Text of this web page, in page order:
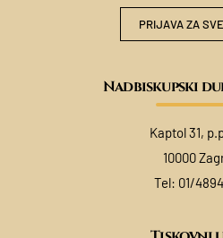
PRIJAVA ZA
Nadbiskupski
Kaptol 31,
10000
Tel: 01/